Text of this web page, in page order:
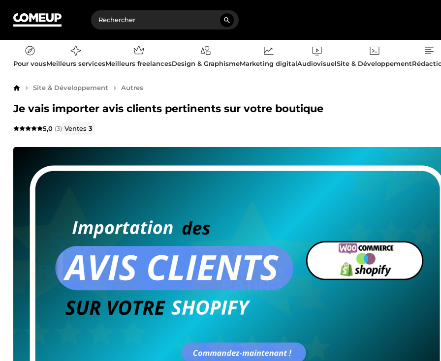
Pour vousMeilleurs servicesMeilleurs freelancesDesign & GraphismeMarketing digitalAudiovisuelSite & Développement
AccueilSite & Développement Autres
Je vais importer avis clients pertinents sur votre boutique
5,0 (3) Ventes3